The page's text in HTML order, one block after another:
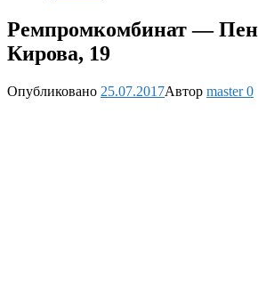
Ремпромкомбинат —
Кирова, 19
Опубликовано 25.07.2017Автор master0